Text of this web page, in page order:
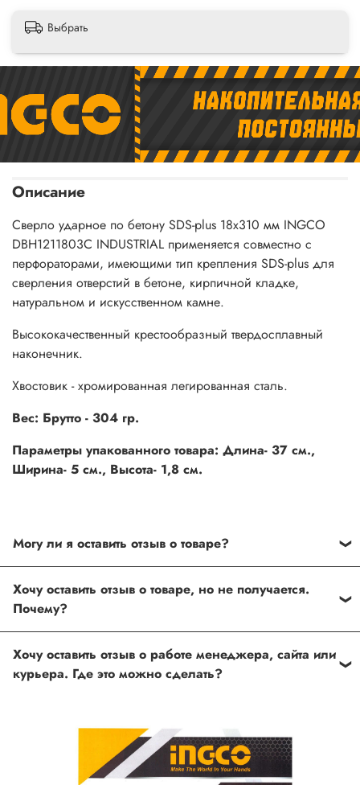
Выбрать
Описание
Сверло ударное по бетону SDS-plus 18х310 мм INGCO
DBH1211803С INDUSTRIAL применяется совместно с
перфораторами, имеющими тип крепления SDS-plus для
сверления отверстий в бетоне, кирпичной кладке,
натуральном и искусственном камне.
Высококачественный крестообразный твердосплавный
наконечник.
Хвостовик - хромированная легированная сталь.
Вес: Брутто - 304 гр.
Параметры упакованного товара: Длина- 37 см.,
Ширина- 5 см., Высота- 1,8 см.
специальное поле, где Вы можете оставить свой отзыв.
Также Вы можете присвоить товару от одной до пяти
звёзд. Все отзывы о товарах проходят модерацию.
Хочу оставить отзыв о товаре, но не получается.
полей. Если поля заполнены корректно, то свяжитесь с
нами по телефону +7 (812) 565-32-05;
Хочу оставить отзыв о работе менеджера, сайта или
Ваш отзыв о товаре, магазине или работе продавца
поможет нам улучшать сервис и будет полезен другим